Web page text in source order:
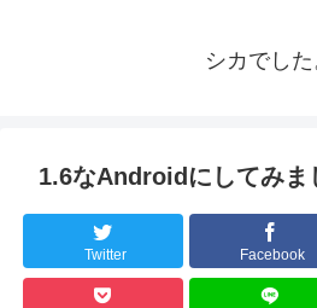
シカでした
1.6なAndroidにしてみま
Twitter Facebook